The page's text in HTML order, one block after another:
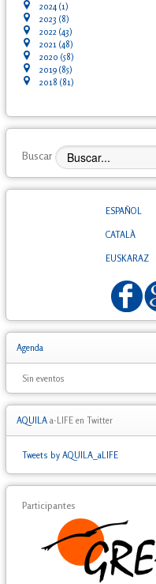
2024 (1)
2023 (8)
2022 (43)
2021 (48)
2020 (58)
2019 (85)
2018 (81)
Buscar
ESPAÑOL
CATALÀ
EUSKARAZ
Agenda
Sin eventos
AQUILA a-LIFE en Twitter
Tweets by AQUILA_aLIFE
Participantes